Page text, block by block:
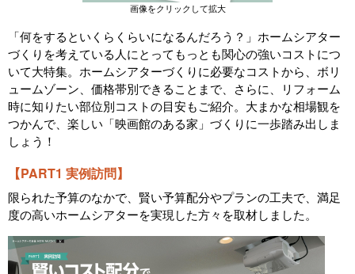
画像をクリックして拡大
「何をするといくらくらいになるんだろう？」ホームシアター
づくりを考えている人にとってもっとも関心の強いコストにつ
いて大特集。ホームシアターづくりに必要なコストから、ボリ
ュームゾーン、価格帯別できることまで、さらに、リフォーム
時に知りたい部位別コストの目安もご紹介。大まかな相場観を
つかんで、楽しい「映画館のある家」づくりに一歩踏み出しま
しょう！
【PART1 実例訪問】
限られた予算のなかで、賢い予算配分やプランの工夫で、満足
度の高いホームシアターを実現した方々を取材しました。